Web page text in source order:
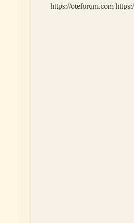
https://oteforum.com